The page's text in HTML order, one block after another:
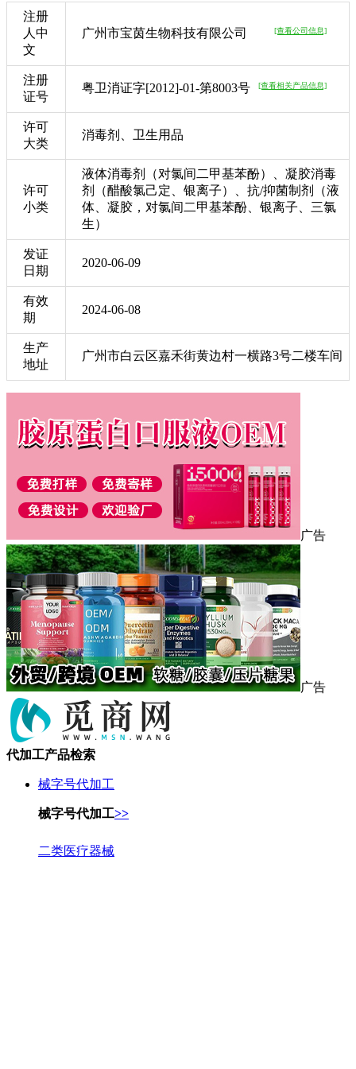
注册
人中
文
广州市宝茵生物科技有限公司 [查看公司信息]
注册
证号
粤卫消证字[2012]-01-第8003号 [查看相关产品信息]
许可
大类
消毒剂、卫生用品
许可
小类
液体消毒剂（对氯间二甲基苯酚）、凝胶消毒
剂（醋酸氯己定、银离子）、抗/抑菌制剂（液
体、凝胶，对氯间二甲基苯酚、银离子、三氯
生）
发证
日期
2020-06-09
有效
期
2024-06-08
生产
地址
广州市白云区嘉禾街黄边村一横路3号二楼车间
广告
广告
代加工产品检索
械字号代加工
械字号代加工>>
二类医疗器械